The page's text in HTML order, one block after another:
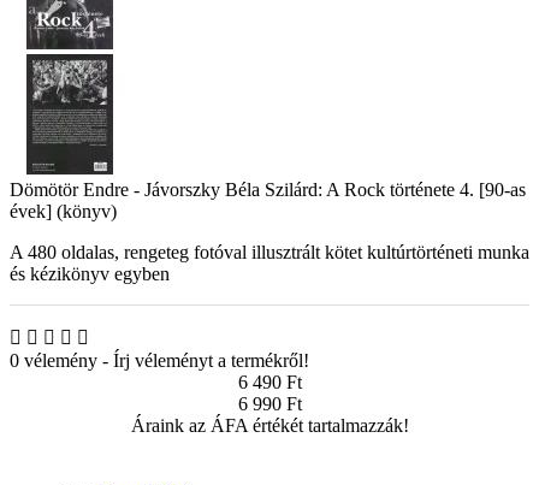
Dömötör Endre - Jávorszky Béla Szilárd: A Rock története 4. [90-as
évek] (könyv)
A 480 oldalas, rengeteg fotóval illusztrált kötet kultúrtörténeti munka
és kézikönyv egyben
0 vélemény - Írj véleményt a termékről!
6 490 Ft
6 990 Ft
Áraink az ÁFA értékét tartalmazzák!